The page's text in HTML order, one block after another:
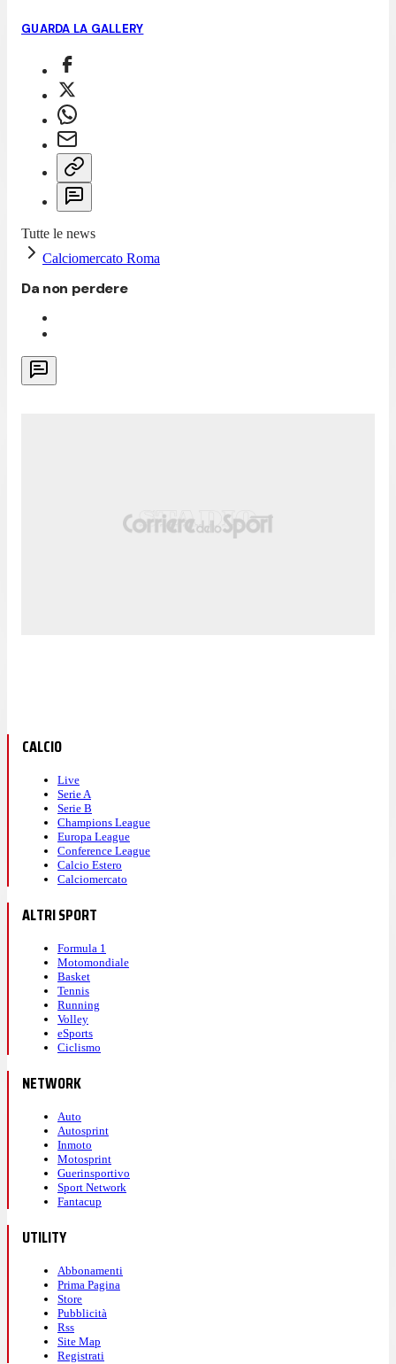
GUARDA LA GALLERY
Tutte le news
Calciomercato Roma
Da non perdere
CALCIO
Live
Serie A
Serie B
Champions League
Europa League
Conference League
Calcio Estero
Calciomercato
ALTRI SPORT
Formula 1
Motomondiale
Basket
Tennis
Running
Volley
eSports
Ciclismo
NETWORK
Auto
Autosprint
Inmoto
Motosprint
Guerinsportivo
Sport Network
Fantacup
UTILITY
Abbonamenti
Prima Pagina
Store
Pubblicità
Rss
Site Map
Registrati